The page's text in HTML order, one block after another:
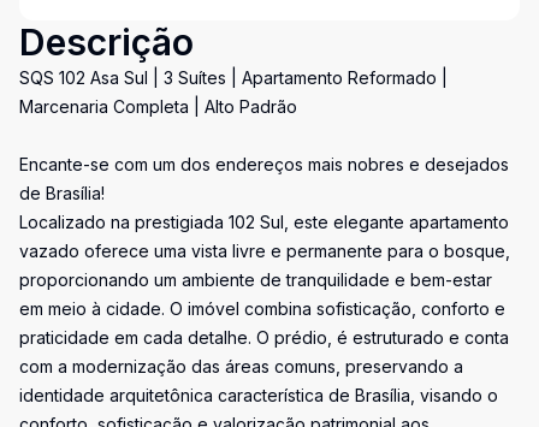
Descrição
SQS 102 Asa Sul | 3 Suítes | Apartamento Reformado |
Marcenaria Completa | Alto Padrão
Encante-se com um dos endereços mais nobres e desejados
de Brasília!
Localizado na prestigiada 102 Sul, este elegante apartamento
vazado oferece uma vista livre e permanente para o bosque,
proporcionando um ambiente de tranquilidade e bem-estar
em meio à cidade. O imóvel combina sofisticação, conforto e
praticidade em cada detalhe. O prédio, é estruturado e conta
com a modernização das áreas comuns, preservando a
identidade arquitetônica característica de Brasília, visando o